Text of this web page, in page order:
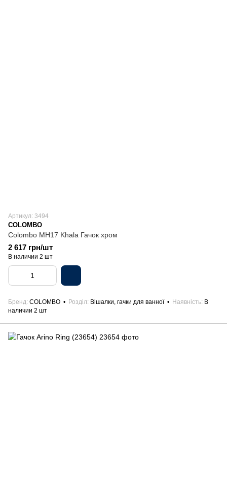
Артикул: 3494
COLOMBO
Colombo MH17 Khala Гачок хром
2 617 грн/шт
В наличии 2 шт
Бренд COLOMBO Розділ Вішалки, гачки для ванної Наявність В
наличии 2 шт